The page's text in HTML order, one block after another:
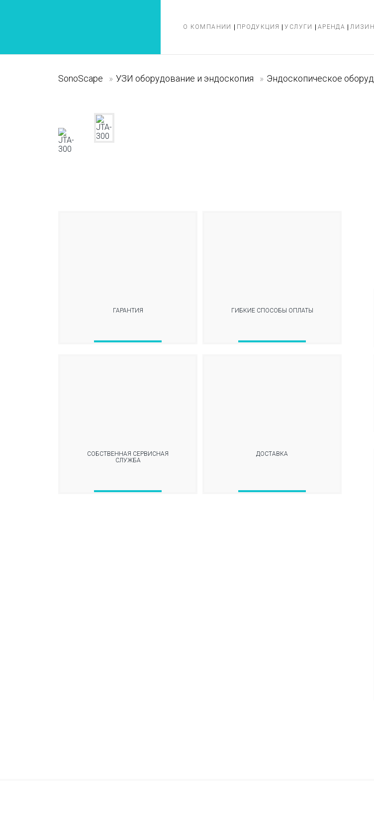
О КОМПАНИИ ПРОДУКЦИЯ УСЛУГИ АРЕНДА
SonoScape » УЗИ оборудование и эндоскопия » Эндоскопическое
ГАРАНТИЯ ГИБКИЕ СПОСОБЫ ОПЛАТЫ
СОБСТВЕННАЯ СЕРВИСНАЯ
СЛУЖБА
ДОСТАВКА